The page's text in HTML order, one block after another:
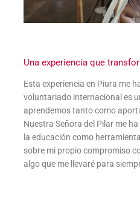
Una experiencia que
Esta experiencia en Piura me
voluntariado internacional es
aprendemos tanto como
Nuestra Señora del Pilar me
la educación como
sobre mi propio compromiso
algo que me llevaré para